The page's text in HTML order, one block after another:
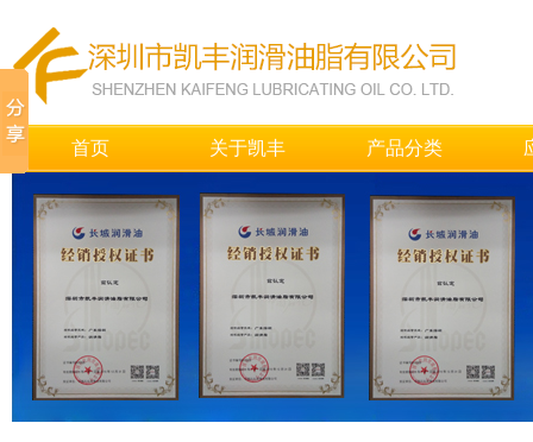
首页 关于凯丰 产品分类